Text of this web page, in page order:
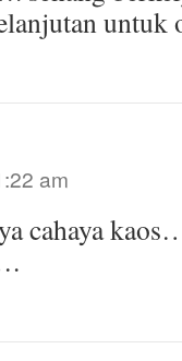
untuk
am
cahaya